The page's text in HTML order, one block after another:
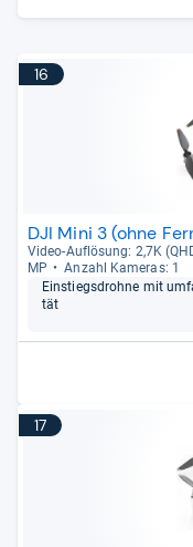
16
DJI Mini 3 (ohne
Video-​Auf­lö­sung: 2,7K
MP
Anzahl Kame­ras: 1
Ein­stiegs­drohne mit
tät
17